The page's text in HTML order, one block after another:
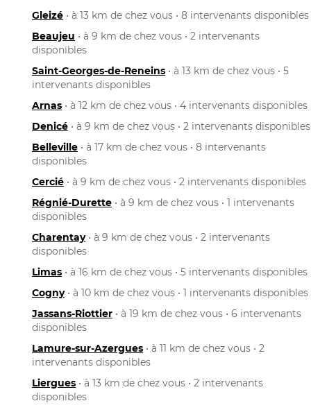
Gleizé • à 13 km de chez vous • 8 intervenants disponibles
Beaujeu • à 9 km de chez vous • 2 intervenants
disponibles
Saint-Georges-de-Reneins • à 13 km de chez vous • 5
intervenants disponibles
Arnas • à 12 km de chez vous • 4 intervenants disponibles
Denicé • à 9 km de chez vous • 2 intervenants disponibles
Belleville • à 17 km de chez vous • 8 intervenants
disponibles
Cercié • à 9 km de chez vous • 2 intervenants disponibles
Régnié-Durette • à 9 km de chez vous • 1 intervenants
disponibles
Charentay• à 9 km de chez vous • 2 intervenants
disponibles
Limas • à 16 km de chez vous • 5 intervenants disponibles
Cogny• à 10 km de chez vous • 1 intervenants disponibles
Jassans-Riottier • à 19 km de chez vous • 6 intervenants
disponibles
Lamure-sur-Azergues • à 11 km de chez vous • 2
intervenants disponibles
Liergues • à 13 km de chez vous • 2 intervenants
disponibles